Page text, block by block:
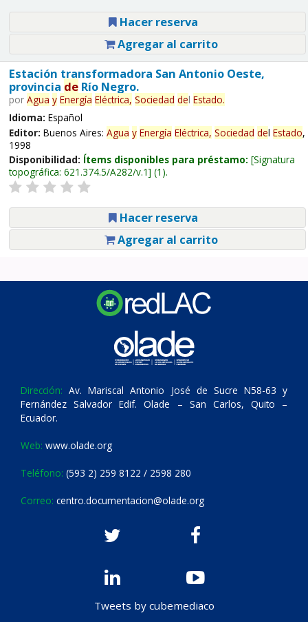
Hacer reserva
Agregar al carrito
Estación transformadora San Antonio Oeste,
provincia deRío Negro.
por Agua y Energía Eléctrica, Sociedad del Estado.
Idioma: Español
Editor: Buenos Aires: Agua y Energía Eléctrica, Sociedad del Estado,
1998
Disponibilidad: Ítems disponibles para préstamo: Signatura
topográfica: 621.374.5/A282/v.1 (1).
Hacer reserva
Agregar al carrito
Dirección: Av. Mariscal Antonio José de Sucre N58-63 y
Fernández Salvador Edif. Olade – San Carlos, Quito –
Ecuador.
Web: www.olade.org
Teléfono: (593 2) 259 8122 / 2598 280
Correo: centro.documentacion@olade.org
Tweets by cubemediaco